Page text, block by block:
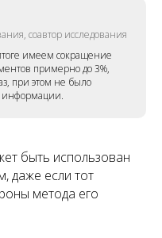
соавтор исследования
имеем сокращение
примерно до 3%,
при этом не было
информации.
быть использован
даже если тот
метода его